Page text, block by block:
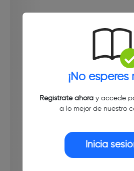
¡No esperes
Regístrate ahoray accede
a lo mejor de nuestro
Inicia